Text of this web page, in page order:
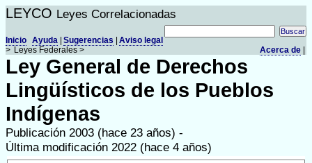
LEYCO Leyes Correlacionadas
Aviso legal
Sugerencias
Ayuda
Acerca de
Inicio
> Leyes Federales >
Ley General de Derechos
Lingüísticos de los Pueblos
Indígenas
Publicación 2003 (hace 23 años) -
Última modificación 2022 (hace 4 años)